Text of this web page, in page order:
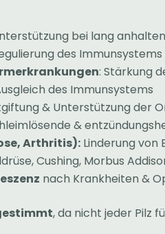
bei lang
des
: Stärkung
des Immunsystems
& Unterstützung der
&
Arthritis): Linderung von
Cushing, Morbus
nach Krankheiten &
, da nicht jeder Pilz